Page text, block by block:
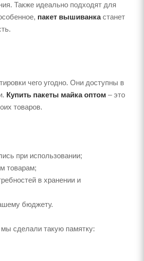
Также идеально подходят для
пакет вышиванкастанет
чего угодно. Они доступны в
Купить пакеты майка оптом – это
товаров.
при использовании;
товарам;
в хранении и
бюджету.
сделали такую ​​памятку: